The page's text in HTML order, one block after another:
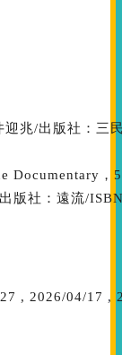
兆/出版社：三
Documentary
版社：遠流/
, 2026/04/17 ,